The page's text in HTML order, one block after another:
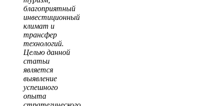
благоприятный
инвестиционный
климат и
трансфер
технологий.
Целью данной
статьи
является
выявление
успешного
опыта